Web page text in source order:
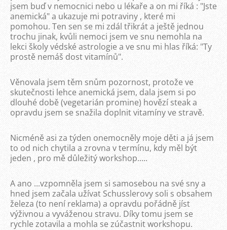
jsem buď v nemocnici nebo u lékaře a on mi říká : "Jste
anemická" a ukazuje mi potraviny , které mi
pomohou. Ten sen se mi zdál třikrát a ještě jednou
trochu jinak, kvůli nemoci jsem ve snu nemohla na
lekci školy védské astrologie a ve snu mi hlas říká: "Ty
prostě nemáš dost vitamínů".
Věnovala jsem těm snům pozornost, protože ve
skutečnosti lehce anemická jsem, dala jsem si po
dlouhé době (vegetarián promine) hovězí steak a
opravdu jsem se snažila doplnit vitamíny ve stravě.
Nicméně asi za týden onemocněly moje děti a já jsem
to od nich chytila a zrovna v termínu, kdy měl být
jeden , pro mě důležitý workshop.....
A ano ...vzpomněla jsem si samosebou na své sny a
hned jsem začala užívat Schusslerovy soli s obsahem
železa (to není reklama) a opravdu pořádně jíst
výživnou a vyváženou stravu. Díky tomu jsem se
rychle zotavila a mohla se zúčastnit workshopu.